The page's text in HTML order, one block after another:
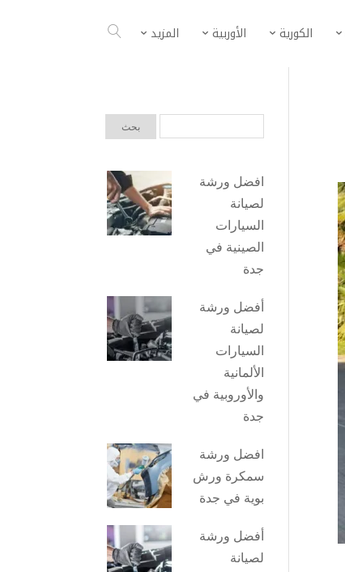
الكورية الأوربية المزيد
افضل ورشة
لصيانة
السيارات
الصينية في
جدة
أفضل ورشة
لصيانة
السيارات
الألمانية
والأوروبية في
جدة
افضل ورشة
سمكرة ورش
بوية في جدة
أفضل ورشة
لصيانة